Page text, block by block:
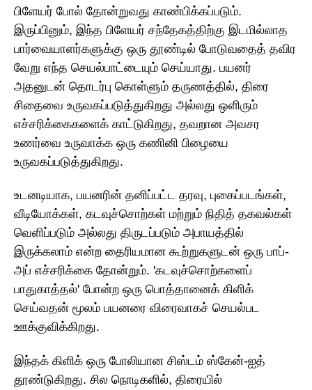
பிளேயர் போல் தோன்றுவது காண்பிக்கப்படும்.
இருப்பினும், இந்த பிளேயர் சந்தேகத்திற்கு இடமில்லாத
பார்வையாளர்களுக்கு ஒரு தூண்டில் போடுவதைத் தவிர
வேறு எந்த செயல்பாட்டையும் செய்யாது. பயனர்
அதனுடன் தொடர்பு கொள்ளும் தருணத்தில், திரை
சிதைவை உருவகப்படுத்துகிறது அல்லது ஒளிரும்
எச்சரிக்கைகளைக் காட்டுகிறது, தவறான அவசர
உணர்வை உருவாக்க ஒரு கணினி பிழையை
உருவகப்படுத்துகிறது.
உடனடியாக, பயனரின் தனிப்பட்ட தரவு, புகைப்படங்கள்,
வீடியோக்கள், கடவுச்சொற்கள் மற்றும் நிதித் தகவல்கள்
வெளிப்படும் அல்லது திருடப்படும் அபாயத்தில்
இருக்கலாம் என்ற தைரியமான கூற்றுகளுடன் ஒரு பாப்-
அப் எச்சரிக்கை தோன்றும். 'கடவுச்சொற்களைப்
பாதுகாத்தல்' போன்ற ஒரு பொத்தானைக் கிளிக்
செய்வதன் மூலம் பயனரை விரைவாகச் செயல்பட
ஊக்குவிக்கிறது.
இந்தக் கிளிக் ஒரு போலியான சிஸ்டம் ஸ்கேன்-ஐத்
தூண்டுகிறது. சில நொடிகளில், திரையில்